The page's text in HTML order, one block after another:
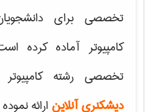
تخصصی برای
کامپیوتر آماده کرده
تخصصی رشته
دیشکنری آنلاین ارائه